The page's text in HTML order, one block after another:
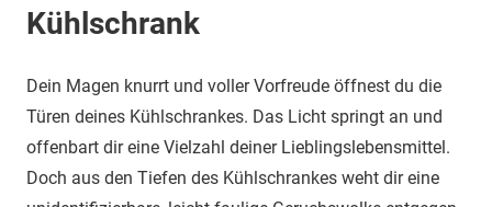
Kühlschrank
Dein Magen knurrt und voller Vorfreude öffnest du die
Türen deines Kühlschrankes. Das Licht springt an und
offenbart dir eine Vielzahl deiner Lieblingslebensmittel.
Doch aus den Tiefen des Kühlschrankes weht dir eine